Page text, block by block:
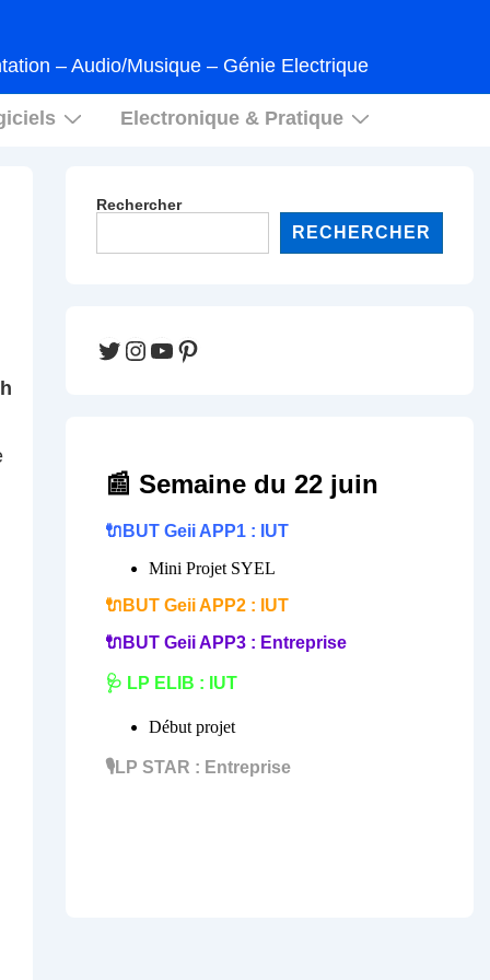
– Audio/Musique – Génie Electrique
Electronique & Pratique
Rechercher
RECHERCHER
Twitter
Instagram
YouTube
Pinterest